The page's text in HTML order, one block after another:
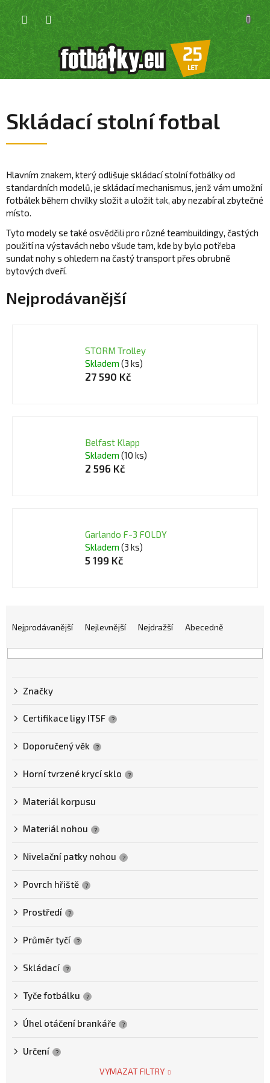
Přejít
obsah
KOŠÍK
Skládací stolní fotbal
Hlavním znakem, který odlišuje skládací stolní fotbálky od
standardních modelů, je skládací mechanismus, jenž vám umožní
fotbálek během chvilky složit a uložit tak, aby nezabíral zbytečné
místo.
Tyto modely se také osvědčili pro různé teambuildingy, častých
použití na výstavách nebo všude tam, kde by bylo potřeba
sundat nohy s ohledem na častý transport přes obrubně
bytových dveří.
Nejprodávanější
STORM Trolley
Skladem (3 ks)
27 590 Kč
Belfast Klapp
Skladem (10 ks)
2 596 Kč
Garlando F-3 FOLDY
Skladem (3 ks)
5 199 Kč
a
z
e
p
o
u
ů
Nejprodávanější Nejlevnější Nejdražší Abecedně
Značky
Certifikace ligy ITSF ?
Doporučený věk ?
Horní tvrzené krycí sklo ?
Materiál korpusu
Materiál nohou ?
Nivelační patky nohou ?
Povrch hřiště ?
Prostředí ?
Průměr tyčí ?
Skládací ?
Tyče fotbálku ?
Úhel otáčení brankáře ?
Určení ?
VYMAZAT FILTRY